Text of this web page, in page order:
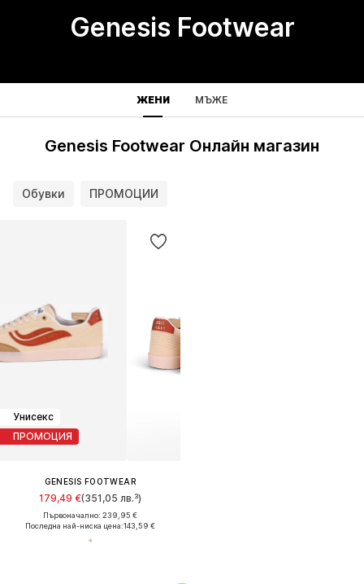
Genesis Footwear
ЖЕНИ МЪЖЕ
Genesis Footwear Онлайн магазин
Обувки ПРОМОЦИИ
Унисекс
ПРОМОЦИЯ
GENESIS FOOTWEAR
179,49 €(351,05 лв.³)
Първоначално: 239,95 €
Последна най-ниска цена:143,59 €